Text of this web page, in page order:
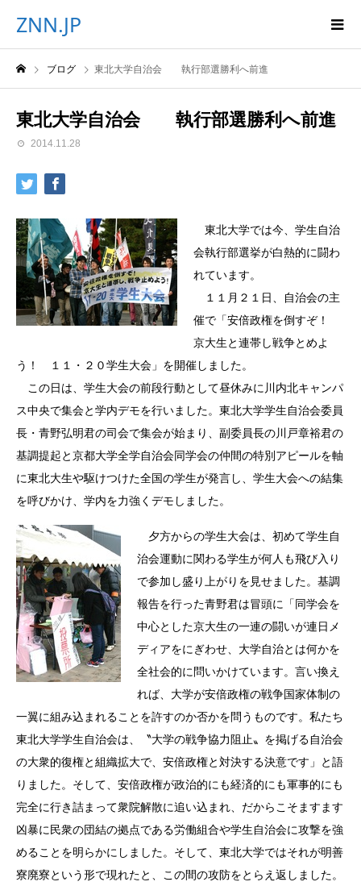
ZNN.JP
ブログ 東北大学自治会 執行部選勝利へ前進
東北大学自治会 執行部選勝利へ前進
2014.11.28
東北大学では今、学生自治
会執行部選挙が白熱的に闘わ
れています。
１１月２１日、自治会の主
催で「安倍政権を倒すぞ！
京大生と連帯し戦争とめよ
う！ １１・２０学生大会」を開催しました。
この日は、学生大会の前段行動として昼休みに川内北キャンパ
ス中央で集会と学内デモを行いました。東北大学学生自治会委員
長・青野弘明君の司会で集会が始まり、副委員長の川戸章裕君の
基調提起と京都大学全学自治会同学会の仲間の特別アピールを軸
に東北大生や駆けつけた全国の学生が発言し、学生大会への結集
を呼びかけ、学内を力強くデモしました。
夕方からの学生大会は、初めて学生自
治会運動に関わる学生が何人も飛び入り
で参加し盛り上がりを見せました。基調
報告を行った青野君は冒頭に「同学会を
中心とした京大生の一連の闘いが連日メ
ディアをにぎわせ、大学自治とは何かを
全社会的に問いかけています。言い換え
れば、大学が安倍政権の戦争国家体制の
一翼に組み込まれることを許すのか否かを問うものです。私たち
東北大学学生自治会は、〝大学の戦争協力阻止〟を掲げる自治会
の大衆的復権と組織拡大で、安倍政権と対決する決意です」と語
りました。そして、安倍政権が政治的にも経済的にも軍事的にも
完全に行き詰まって衆院解散に追い込まれ、だからこそますます
凶暴に民衆の団結の拠点である労働組合や学生自治会に攻撃を強
めることを明らかにしました。そして、東北大学ではそれが明善
寮廃寮という形で現れたと、この間の攻防をとらえ返しました。